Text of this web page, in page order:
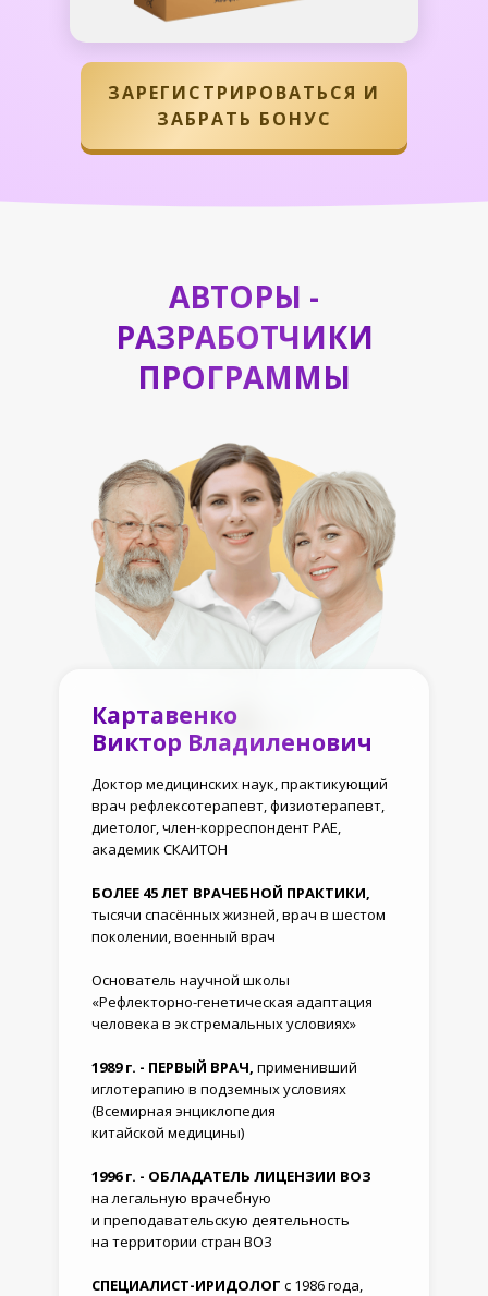
ЗАРЕГИСТРИРОВАТЬСЯ И
ЗАБРАТЬ БОНУС
АВТОРЫ -
РАЗРАБОТЧИКИ
ПРОГРАММЫ
Доктор медицинских наук, практикующий
врач рефлексотерапевт, физиотерапевт,
диетолог, член-корреспондент РАЕ,
академик СКАИТОН
БОЛЕЕ 45 ЛЕТ ВРАЧЕБНОЙ ПРАКТИКИ,
тысячи спасённых жизней, врач в шестом
поколении, военный врач
Основатель научной школы
«Рефлекторно-генетическая адаптация
человека в экстремальных условиях»
1989 г. - ПЕРВЫЙ ВРАЧ, применивший
иглотерапию в подземных условиях
(Всемирная энциклопедия
китайской медицины)
1996 г. - ОБЛАДАТЕЛЬ ЛИЦЕНЗИИ ВОЗ
на легальную врачебную
и преподавательскую деятельность
на территории стран ВОЗ
СПЕЦИАЛИСТ-ИРИДОЛОГ с 1986 года,
Картавенко
Виктор Владиленович